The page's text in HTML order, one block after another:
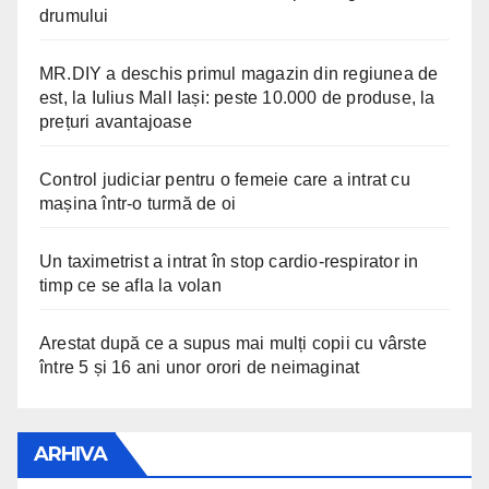
drumului
MR.DIY a deschis primul magazin din regiunea de
est, la Iulius Mall Iași: peste 10.000 de produse, la
prețuri avantajoase
Control judiciar pentru o femeie care a intrat cu
mașina într-o turmă de oi
Un taximetrist a intrat în stop cardio-respirator in
timp ce se afla la volan
Arestat după ce a supus mai mulți copii cu vârste
între 5 și 16 ani unor orori de neimaginat
ARHIVA